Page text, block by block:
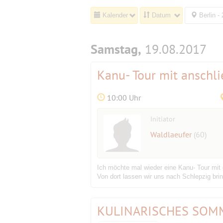
Kalender Datum Berlin -
Samstag, 19.08.2017
Kanu- Tour mit
10:00 Uhr
Initiator
Waldlaeufer (60)
Ich möchte mal wieder eine Kanu- Tour
Von dort lassen wir uns nach Schlepzig
KULINARISCHES